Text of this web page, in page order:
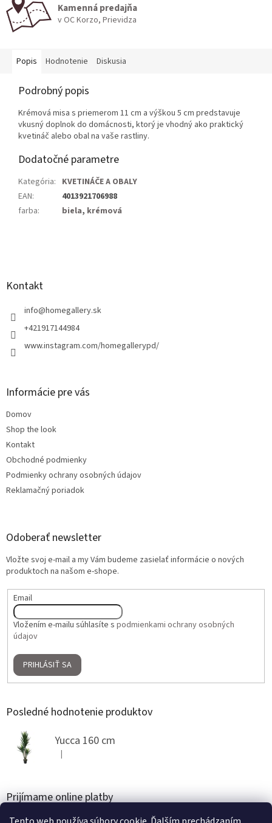
Kamenná predajňa
v OC Korzo, Prievidza
Popis Hodnotenie Diskusia
Podrobný popis
Krémová misa s priemerom 11 cm a výškou 5 cm predstavuje
vkusný doplnok do domácnosti, ktorý je vhodný ako praktický
kvetináč alebo obal na vaše rastliny.
Dodatočné parametre
Kategória: KVETINÁČE A OBALY
EAN:
4013921706988
farba: biela, krémová
Kontakt
info@homegallery.sk
+421917144984
www.instagram.com/homegallerypd/
Informácie pre vás
Domov
Shop the look
Kontakt
Obchodné podmienky
Podmienky ochrany osobných údajov
Reklamačný poriadok
Odoberať newsletter
Vložte svoj e-mail a my Vám budeme zasielať informácie o nových
produktoch na našom e-shope.
Email
Vložením e-mailu súhlasíte s podmienkami ochrany osobných
údajov
PRIHLÁSIŤ SA
Posledné hodnotenie produktov
Yucca 160 cm
Hodnotenie produktu je 5 z 5 hviezdičiek.
|
Prijímame online platby